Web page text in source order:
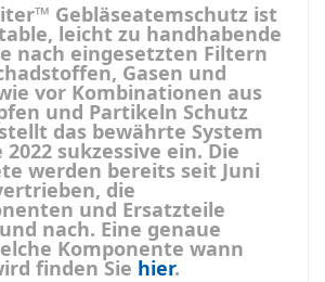
Gebläseatemschutz ist
leicht zu handhabende
nach eingesetzten Filtern
Gasen und
vor Kombinationen aus
und Partikeln Schutz
das bewährte System
sukzessive ein. Die
werden bereits seit Juni
die
und Ersatzteile
nach. Eine genaue
Komponente wann
finden Sie hier.